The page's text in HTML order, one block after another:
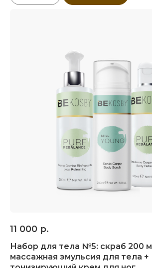
11 000 р.
Набор для тела №5: скраб 200
массажная эмульсия для тела +
МОРСКАЯ СОЛЬ И БЕЛАЯ ГЛИНА
Морская соль насыщает кожу полезными
минералами и микроэлементами,
и эластичность, оказывает
противовоспалительный эффект.